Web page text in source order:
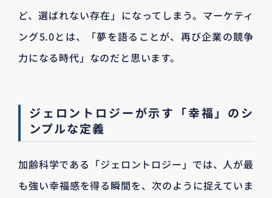
ど、選ばれない存在」になってしまう。マーケティ
ング5.0とは、「夢を語ることが、再び企業の競争
力になる時代」なのだと思います。
ジェロントロジーが示す「幸福」のシ
ンプルな定義
加齢科学である「ジェロントロジー」では、人が最
も強い幸福感を得る瞬間を、次のように捉えていま